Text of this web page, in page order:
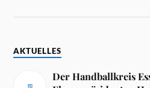
AKTUELLES
Der Handballkreis